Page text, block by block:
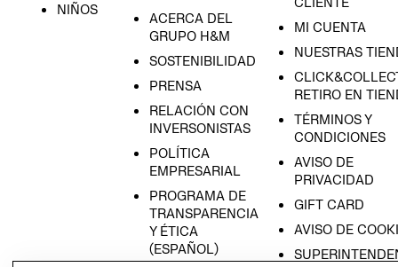
NIÑOS
ACERCA DEL
GRUPO H&M
SOSTENIBILIDAD
PRENSA
RELACIÓN CON
INVERSONISTAS
POLÍTICA
EMPRESARIAL
PROGRAMA DE
TRANSPARENCIA
Y ÉTICA
(ESPAÑOL)
MI CUENTA
NUESTRAS
RETIRO EN
TÉRMINOS Y
CONDICIONES
AVISO DE
PRIVACIDAD
GIFT CARD
AVISO DE